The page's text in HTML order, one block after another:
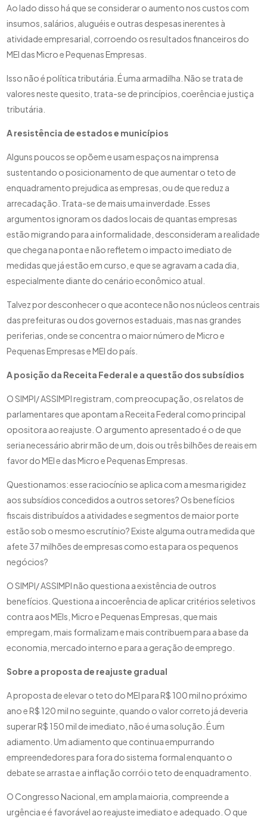
Ao lado disso há que se considerar o aumento nos custos com
insumos, salários, aluguéis e outras despesas inerentes à
atividade empresarial, corroendo os resultados financeiros do
MEI das Micro e Pequenas Empresas.
Isso não é política tributária. É uma armadilha. Não se trata de
valores neste quesito, trata-se de princípios, coerência e justiça
tributária.
A resistência de estados e municípios
Alguns poucos se opõem e usam espaços na imprensa
sustentando o posicionamento de que aumentar o teto de
enquadramento prejudica as empresas, ou de que reduz a
arrecadação. Trata-se de mais uma inverdade. Esses
argumentos ignoram os dados locais de quantas empresas
estão migrando para a informalidade, desconsideram a realidade
que chega na ponta e não refletem o impacto imediato de
medidas que já estão em curso, e que se agravam a cada dia,
especialmente diante do cenário econômico atual.
Talvez por desconhecer o que acontece não nos núcleos centrais
das prefeituras ou dos governos estaduais, mas nas grandes
periferias, onde se concentra o maior número de Micro e
Pequenas Empresas e MEI do país.
A posição da Receita Federal e a questão dos subsídios
O SIMPI/ ASSIMPI registram, com preocupação, os relatos de
parlamentares que apontam a Receita Federal como principal
opositora ao reajuste. O argumento apresentado é o de que
seria necessário abrir mão de um, dois ou três bilhões de reais em
favor do MEI e das Micro e Pequenas Empresas.
Questionamos: esse raciocínio se aplica com a mesma rigidez
aos subsídios concedidos a outros setores? Os benefícios
fiscais distribuídos a atividades e segmentos de maior porte
estão sob o mesmo escrutínio? Existe alguma outra medida que
afete 37 milhões de empresas como esta para os pequenos
negócios?
O SIMPI/ ASSIMPI não questiona a existência de outros
benefícios. Questiona a incoerência de aplicar critérios seletivos
contra aos MEIs, Micro e Pequenas Empresas, que mais
empregam, mais formalizam e mais contribuem para a base da
economia, mercado interno e para a geração de emprego.
Sobre a proposta de reajuste gradual
A proposta de elevar o teto do MEI para R$ 100 mil no próximo
ano e R$ 120 mil no seguinte, quando o valor correto já deveria
superar R$ 150 mil de imediato, não é uma solução. É um
adiamento. Um adiamento que continua empurrando
empreendedores para fora do sistema formal enquanto o
debate se arrasta e a inflação corrói o teto de enquadramento.
O Congresso Nacional, em ampla maioria, compreende a
urgência e é favorável ao reajuste imediato e adequado. O que